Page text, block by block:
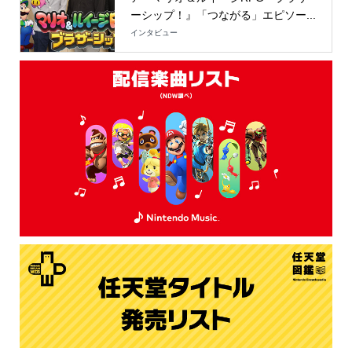
ーシップ！』「つながる」エピソー...
インタビュー